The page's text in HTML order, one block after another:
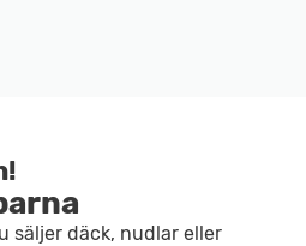
säljer däck, nudlar eller